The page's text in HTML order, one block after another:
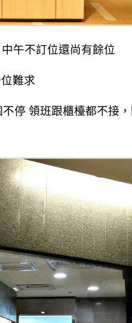
午不訂位還尚有餘位
難求
停 領班跟櫃檯都不接，